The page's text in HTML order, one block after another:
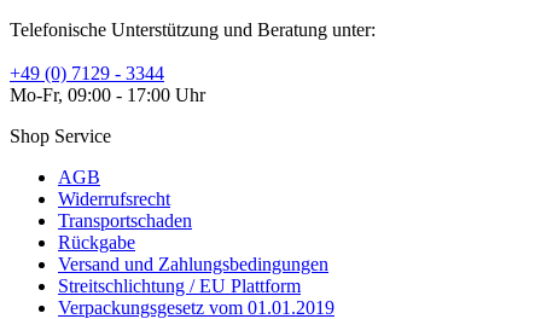
Telefonische Unterstützung und Beratung unter:
+49 (0) 7129 - 3344
Mo-Fr, 09:00 - 17:00 Uhr
Shop Service
AGB
Widerrufsrecht
Transportschaden
Rückgabe
Versand und Zahlungsbedingungen
Streitschlichtung / EU Plattform
Verpackungsgesetz vom 01.01.2019